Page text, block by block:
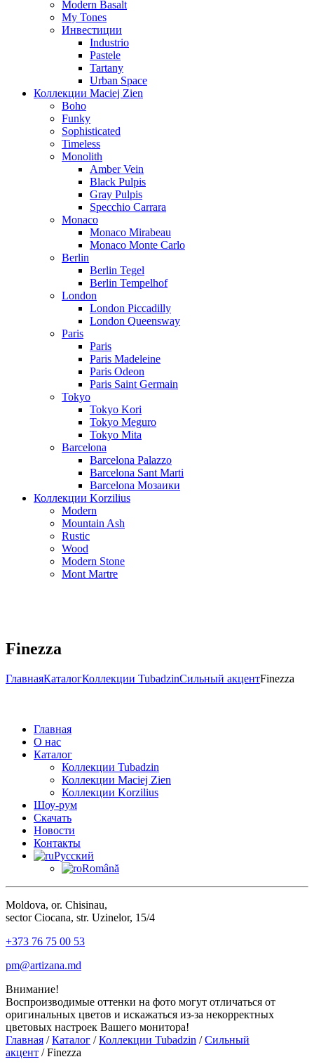
Modern Basalt
My Tones
Инвестиции
Industrio
Pastele
Tartany
Urban Space
Коллекции Maciej Zien
Boho
Funky
Sophisticated
Timeless
Monolith
Amber Vein
Black Pulpis
Gray Pulpis
Specchio Carrara
Monaco
Monaco Mirabeau
Monaco Monte Carlo
Berlin
Berlin Tegel
Berlin Tempelhof
London
London Piccadilly
London Queensway
Paris
Paris
Paris Madeleine
Paris Odeon
Paris Saint Germain
Tokyo
Tokyo Kori
Tokyo Meguro
Tokyo Mita
Barcelona
Barcelona Palazzo
Barcelona Sant Marti
Barcelona Мозаики
Коллекции Korzilius
Modern
Mountain Ash
Rustic
Wood
Modern Stone
Mont Martre
Finezza
ГлавнаяКаталогКоллекции TubadzinСильный акцентFinezza
Главная
О нас
Каталог
Коллекции Tubadzin
Коллекции Maciej Zien
Коллекции Korzilius
Шоу-рум
Скачать
Новости
Контакты
Русский
Română
Moldova, or. Chisinau,
sector Ciocana, str. Uzinelor, 15/4
+373 76 75 00 53
pm@artizana.md
Внимание!
Воспроизводимые оттенки на фото могут отличаться от
оригинальных цветов и искажаться из-за некорректных
цветовых настроек Вашего монитора!
Главная /Каталог /Коллекции Tubadzin /Сильный
акцент / Finezza